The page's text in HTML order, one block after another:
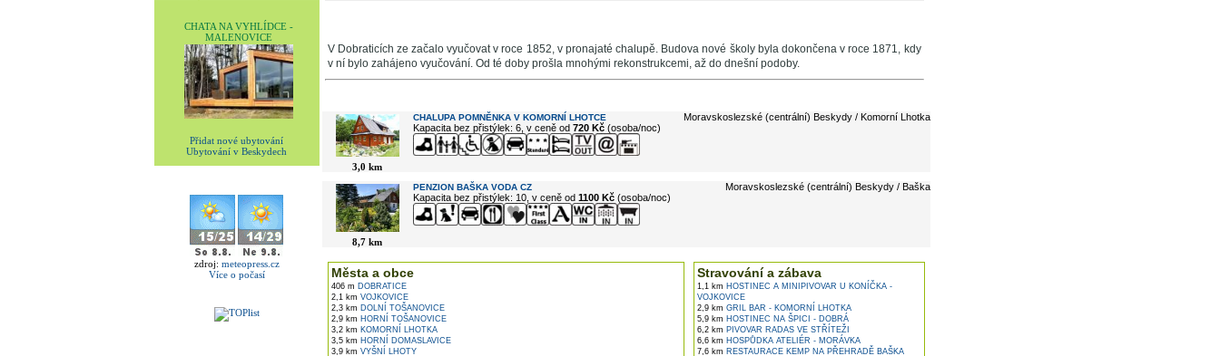
CHATA NA VYHLÍDCE -
MALENOVICE
Přidat nové ubytování
Ubytování v Beskydech
zdroj: meteopress.cz
Více o počasí
V Dobraticích ze začalo vyučovat v roce 1852, v pronajaté chalupě. Budova nové školy byla dokončena v roce 1871, kdy
v ní bylo zahájeno vyučování. Od té doby prošla mnohými rekonstrukcemi, až do dnešní podoby.
3,0 km
CHALUPA POMNĚNKA V KOMORNÍ LHOTCE
Moravskoslezské (centrální) Beskydy / Komorní Lhotka
Kapacita bez přistýlek: 6, v ceně od 720 Kč(osoba/noc)
8,7 km
PENZION BAŠKA VODA CZ
Moravskoslezské (centrální) Beskydy / Baška
Kapacita bez přistýlek: 10, v ceně od 1100 Kč(osoba/noc)
Města a obce
406 m DOBRATICE
2,1 km VOJKOVICE
2,3 km DOLNÍ TOŠANOVICE
2,9 km HORNÍ TOŠANOVICE
3,2 km KOMORNÍ LHOTKA
3,5 km HORNÍ DOMASLAVICE
3,9 km VYŠNÍ LHOTY
Stravování a zábava
1,1 km HOSTINEC A MINIPIVOVAR U KONÍČKA -
VOJKOVICE
2,9 km GRIL BAR - KOMORNÍ LHOTKA
5,9 km HOSTINEC NA ŠPICI - DOBRÁ
6,2 km PIVOVAR RADAS VE STŘÍTEŽI
6,6 km HOSPŮDKA ATELIÉR - MORÁVKA
7,6 km RESTAURACE KEMP NA PŘEHRADĚ BAŠKA